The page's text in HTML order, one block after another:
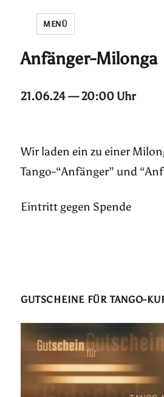
MENÜ
Anfänger-Milonga
21.06.24 — 20:00 Uhr
Wir laden ein zu einer
Tango-“Anfänger” und
Eintritt gegen Spende
GUTSCHEINE FÜR TANGO-